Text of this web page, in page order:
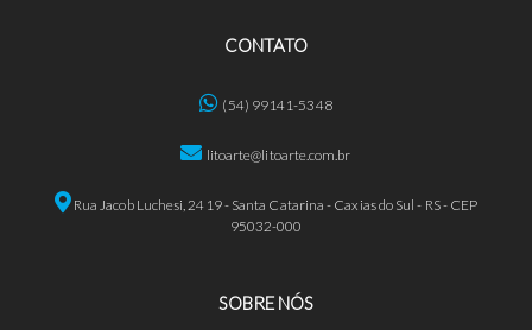
CONTATO
(54) 99141-5348
litoarte@litoarte.com.br
Rua Jacob Luchesi, 2419 - Santa Catarina - Caxias do Sul - RS - CEP
95032-000
SOBRE NÓS